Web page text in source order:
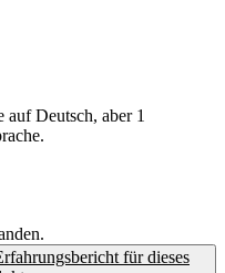
Deutsch, aber 1
für dieses